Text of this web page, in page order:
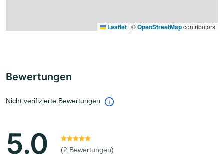
Leaflet | ©OpenStreetMapcontributors
Bewertungen
Nicht verifizierte Bewertungen
5.0 (2 Bewertungen)